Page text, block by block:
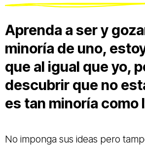
Aprenda a ser y
minoría de uno,
que al igual que yo,
descubrir que no
es tan minoría como
No imponga sus ideas pero